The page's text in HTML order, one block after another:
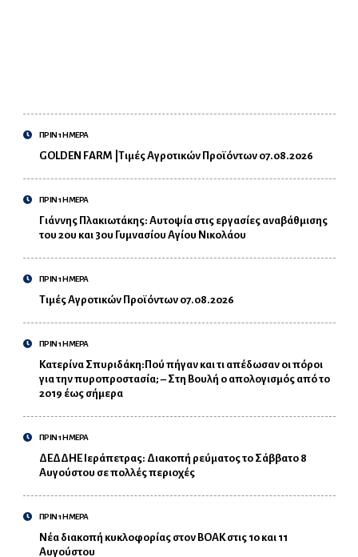
ΠΡΙΝ 1 ΗΜΕΡΑ
GOLDEN FARM |Τιμές Αγροτικών Προϊόντων 07.08.2026
ΠΡΙΝ 1 ΗΜΕΡΑ
Γιάννης Πλακιωτάκης: Αυτοψία στις εργασίες αναβάθμισης
του 2ου και 3ου Γυμνασίου Αγίου Νικολάου
ΠΡΙΝ 1 ΗΜΕΡΑ
Τιμές Αγροτικών Προϊόντων 07.08.2026
ΠΡΙΝ 1 ΗΜΕΡΑ
Κατερίνα Σπυριδάκη:Πού πήγαν και τι απέδωσαν οι πόροι
για την πυροπροστασία; – Στη Βουλή ο απολογισμός από το
2019 έως σήμερα
ΠΡΙΝ 1 ΗΜΕΡΑ
ΔΕΔΔΗΕ Ιεράπετρας: Διακοπή ρεύματος το Σάββατο 8
Αυγούστου σε πολλές περιοχές
ΠΡΙΝ 1 ΗΜΕΡΑ
Νέα διακοπή κυκλοφορίας στον ΒΟΑΚ στις 10 και 11
Αυγούστου